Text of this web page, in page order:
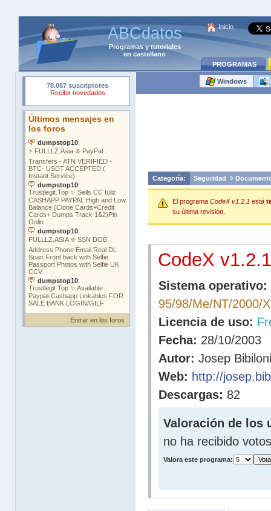
ABCdatos
Programasytutoriales
en castellano
Inicio
PROGRAMAS
Entrar en los foros
Windows
Categoría: Seguridad
El programa CodeX v1.2.1 está
su última revisión.
CodeX v1.2.1
Sistema operativo:
95/98/Me/NT/2000/
Licencia de uso:
Fecha: 28/10/2003
Autor: Josep Bibiloni
Web: http://
Descargas: 82
Valoración de los
no ha recibido votos
Valora este programa: